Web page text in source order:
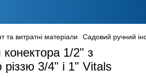
та витратні матеріали Садовий ручний
1/2" з
3/4" і 1" Vitals